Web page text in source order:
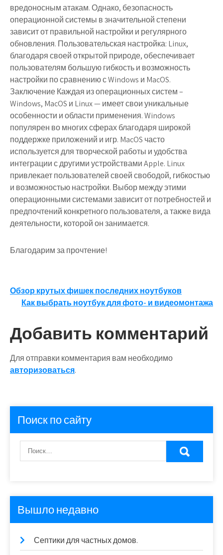
вредоносным атакам. Однако, безопасность
операционной системы в значительной степени
зависит от правильной настройки и регулярного
обновления. Пользовательская настройка: Linux,
благодаря своей открытой природе, обеспечивает
пользователям большую гибкость и возможность
настройки по сравнению с Windows и MacOS.
Заключение Каждая из операционных систем –
Windows, MacOS и Linux — имеет свои уникальные
особенности и области применения. Windows
популярен во многих сферах благодаря широкой
поддержке приложений и игр. MacOS часто
используется для творческой работы и удобства
интеграции с другими устройствами Apple. Linux
привлекает пользователей своей свободой, гибкостью
и возможностью настройки. Выбор между этими
операционными системами зависит от потребностей и
предпочтений конкретного пользователя, а также вида
деятельности, которой он занимается.
Благодарим за прочтение!
Навигация
по
записям
Обзор крутых фишек последних ноутбуков
Как выбрать ноутбук для фото- и видеомонтажа
Добавить комментарий
Для отправки комментария вам необходимо
авторизоваться.
Поиск по сайту
Вышло недавно
Септики для частных домов.